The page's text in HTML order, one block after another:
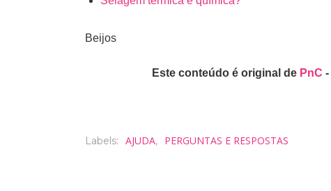
Beijos
Este conteúdo é original de PnC
Labels: AJUDA, PERGUNTAS E RESPOSTAS